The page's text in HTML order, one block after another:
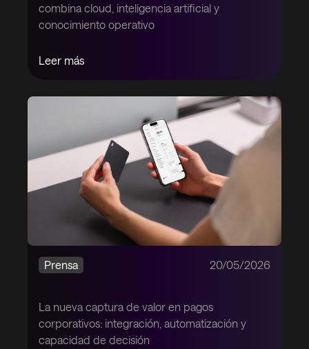
combina cloud, inteligencia artificial y
conocimiento operativo
Leer más
Prensa 20/05/2026
La nueva captura de valor en pagos
corporativos: integración, automatización y
capacidad de decisión